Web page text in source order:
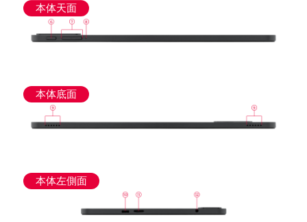
本体天面
本体底面
本体左側面